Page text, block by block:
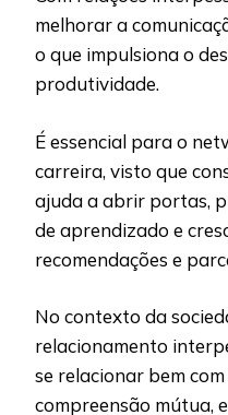
melhorar a
o que impulsiona o
produtividade.
É essencial para o
carreira, visto que
ajuda a abrir portas,
de aprendizado e
recomendações e
No contexto da
relacionamento
se relacionar bem
compreensão mútua,